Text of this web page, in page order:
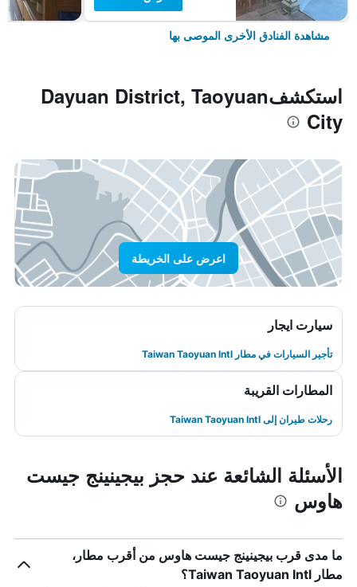
مشاهدة الفنادق الأخرى الموصى بها
استكشفDayuan District, Taoyuan
City
اعرض على الخريطة
سيارت ايجار
تأجير السيارات في مطار Taiwan Taoyuan Intl
المطارات القريبة
رحلات طيران إلى Taiwan Taoyuan Intl
الأسئلة الشائعة عند حجز بيجينينج جيست
هاوس
ما مدى قرب بيجينينج جيست هاوس من أقرب مطار،
مطار Taiwan Taoyuan Intl؟